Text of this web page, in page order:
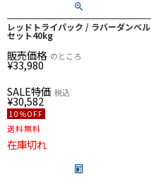
レッドトライパック / ラバーダンベル
セット40kg
販売価格
¥33,980
のところ
SALE特価
¥30,582
税込
10％OFF
送料無料
在庫切れ